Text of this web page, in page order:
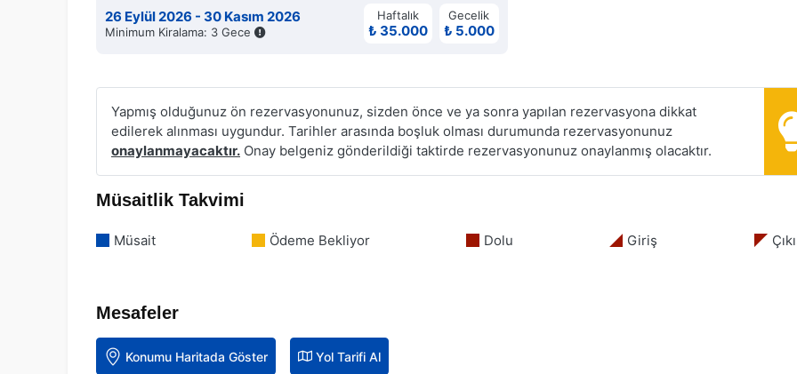
26 Eylül 2026 - 30 Kasım 2026
Minimum Kiralama: 3 Gece
Haftalık
₺ 35.000
Gecelik
₺ 5.000
Yapmış olduğunuz ön rezervasyonunuz, sizden önce ve ya sonra yapılan rezervasyona dikkat
edilerek alınması uygundur. Tarihler arasında boşluk olması durumunda rezervasyonunuz
onaylanmayacaktır. Onay belgeniz gönderildiği taktirde rezervasyonunuz onaylanmış olacaktır.
Müsaitlik Takvimi
Müsait Ödeme Bekliyor Dolu Giriş
Mesafeler
Konumu Haritada Göster Yol Tarifi Al